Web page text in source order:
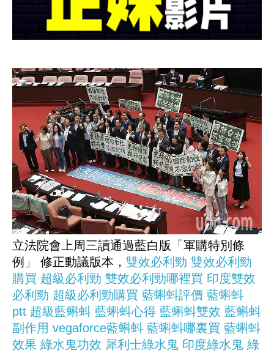
立法院會上周三讀通過藍白版「軍購特別條
例」 修正動議版本， 雙效必利勁 雙效必利勁
購買 超級必利勁 雙效必利勁哪裡買 印度雙效
必利勁 超級必利勁購買 藍蝌蚪評價 藍蝌蚪
ptt 超級藍蝌蚪 藍蝌蚪心得 藍蝌蚪雙效 藍蝌蚪
副作用 vegaforce藍蝌蚪 藍蝌蚪哪裏買 藍蝌蚪
效果 綠水鬼功效 犀利士綠水鬼 印度綠水鬼 綠